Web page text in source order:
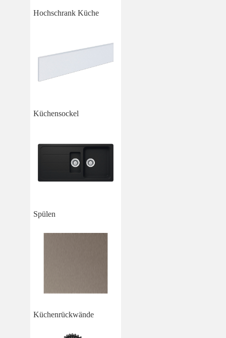
Hochschrank Küche
Küchensockel
Spülen
Küchenrückwände